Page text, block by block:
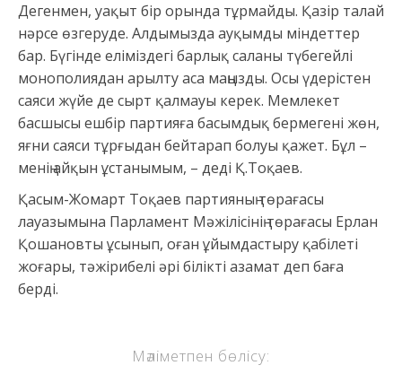
Дегенмен, уақыт бір орында тұрмайды. Қазір талай
нәрсе өзгеруде. Алдымызда ауқымды міндеттер
бар. Бүгінде еліміздегі барлық саланы түбегейлі
монополиядан арылту аса маңызды. Осы үдерістен
саяси жүйе де сырт қалмауы керек. Мемлекет
басшысы ешбір партияға басымдық бермегені жөн,
яғни саяси тұрғыдан бейтарап болуы қажет. Бұл –
менің айқын ұстанымым, – деді Қ.Тоқаев.
Қасым-Жомарт Тоқаев партияның төрағасы
лауазымына Парламент Мәжілісінің төрағасы Ерлан
Қошановты ұсынып, оған ұйымдастыру қабілеті
жоғары, тәжірибелі әрі білікті азамат деп баға
берді.
Мәліметпен бөлісу: